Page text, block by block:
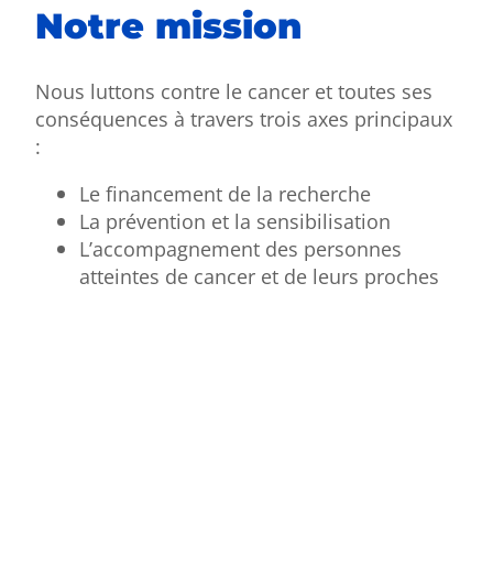
Notre mission
Nous luttons contre le cancer et toutes ses
conséquences à travers trois axes principaux
:
Le financement de la recherche
La prévention et la sensibilisation
L’accompagnement des personnes
atteintes de cancer et de leurs proches